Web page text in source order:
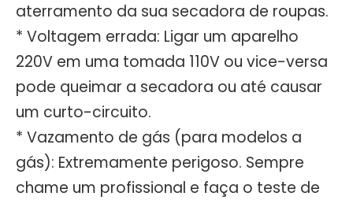
aterramento da sua secadora de roupas.
* Voltagem errada: Ligar um aparelho
220V em uma tomada 110V ou vice-versa
pode queimar a secadora ou até causar
um curto-circuito.
* Vazamento de gás (para modelos a
gás): Extremamente perigoso. Sempre
chame um profissional e faça o teste de